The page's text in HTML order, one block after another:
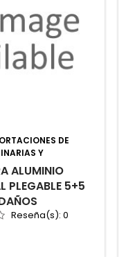
DE
Y
ALUMINIO
PLEGABLE 5+5
Reseña(s): 0